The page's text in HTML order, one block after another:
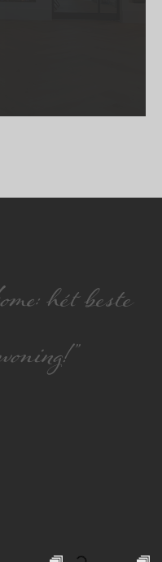
hét beste